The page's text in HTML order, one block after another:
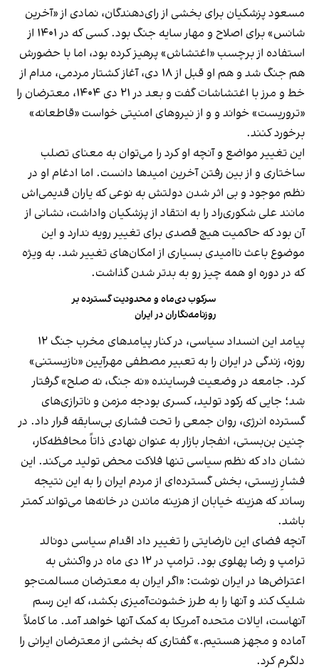
مسعود پزشکیان برای بخشی از رای‌دهندگان، نمادی از «آخرین
شانس» برای اصلاح و مهار سایه جنگ بود. کسی که در ۱۴۰۱ از
استفاده از برچسب «اغتشاش» پرهیز کرده بود، اما با حضورش
هم جنگ شد و هم او قبل از ۱۸ دی، آغاز کشتار مردمی، مدام از
خط و مرز با اغتشاشات گفت و بعد در ۲۱ دی ۱۴۰۴، معترضان را
«تروریست» خواند و و از نیروهای امنیتی خواست «قاطعانه»
برخورد کنند.
این تغییر مواضع و آنچه او کرد را می‌توان به معنای تصلب
ساختاری و از بین رفتن آخرین امیدها دانست. اما ادغام او در
نظم موجود و بی اثر شدن دولتش به نوعی که یاران قدیمی‌اش
مانند علی شکوری‌راد را به انتقاد از پزشکیان واداشت، نشانی از
آن بود که حاکمیت هیچ قصدی برای تغییر رویه ندارد و این
موضوع باعث ناامیدی بسیاری از امکان‌های تغییر شد. به ویژه
که در دوره او همه چیز رو به بدتر شدن گذاشت.
سرکوب دی‌ماه و محدودیت گسترده بر
روزنامه‌نگاران در ایران
پیامد این انسداد سیاسی، در کنار پیامدهای مخرب جنگ ۱۲
روزه، زندگی در ایران را به تعبیر مصطفی مهرآیین «نازیستنی»
کرد. جامعه در وضعیت فرساینده «نه جنگ، نه صلح» گرفتار
شد؛ جایی که رکود تولید، کسری بودجه مزمن و ناترازی‌های
گسترده انرژی، روان جمعی را تحت فشاری بی‌سابقه قرار داد. در
چنین بن‌بستی، انفجار بازار به عنوان نهادی ذاتاً محافظه‌کار،
نشان داد که نظم سیاسی تنها فلاکت محض تولید می‌کند. این
فشارِ زیستی، بخش گسترده‌ای از مردم ایران را به این نتیجه
رساند که هزینه خیابان از هزینه ماندن در خانه‌ها می‌تواند کمتر
باشد.
آنچه فضای این نارضایتی را تغییر داد اقدام سیاسی دونالد
ترامپ و رضا پهلوی بود. ترامپ در ۱۲ دی ماه در واکنش به
اعتراض‌ها در ایران نوشت: «اگر ایران به معترضان مسالمت‌‌جو
شلیک کند و آنها را به طرز خشونت‌آمیزی بکشد، که این رسم
آنهاست، ایالات متحده آمریکا به کمک آنها خواهد آمد. ما کاملاً
آماده و مجهز هستیم.» گفتاری که بخشی از معترضان ایرانی را
دلگرم کرد.